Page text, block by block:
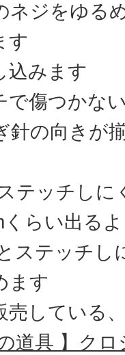
ネジをゆる
す
込みます
で傷つかな
針の向きが
テッチしに
くらい出る
ステッチし
ます
売している
道具 】ク